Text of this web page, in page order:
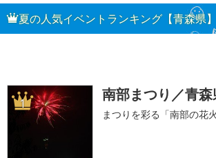
夏の人気イベントランキング【青森県】
1 南部まつり／青
まつりを彩る「南部の花火